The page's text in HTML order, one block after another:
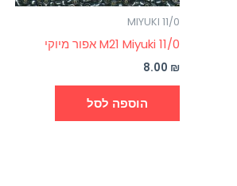
MIYUKI 11/0
0/M21 Miyuki 11 אפור מיוקי
8.00 ₪
הוספה לסל